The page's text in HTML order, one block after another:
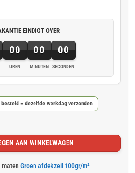
EINDIGT OVER
00
UREN
00
MINUTEN
00
SECONDEN
besteld = dezelfde werkdag verzonden
aantal
AAN WINKELWAGEN
maten Groen afdekzeil 100gr/m²